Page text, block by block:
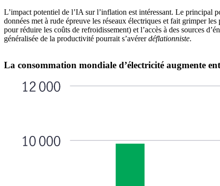
L’impact potentiel de l’IA sur l’inflation est intéressant. Le principal
données met à rude épreuve les réseaux électriques et fait grimper
pour réduire les coûts de refroidissement) et l’accès à des sources
généralisée de la productivité pourrait s’avérerdéflationniste.
La consommation mondiale d’électricité augmente